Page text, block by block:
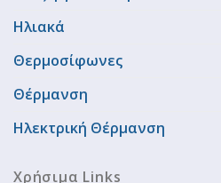
Ηλιακά
Θερμοσίφωνες
Θέρμανση
Ηλεκτρική Θέρμανση
Χρήσιμα Links